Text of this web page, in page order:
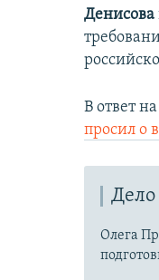
Денисова
В ответ
просил о
Дело
Олега